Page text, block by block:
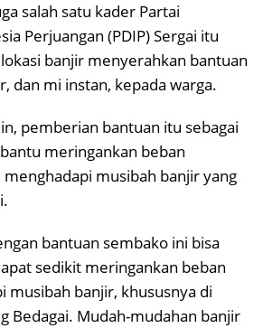
salah satu kader Partai
Perjuangan (PDIP) Sergai itu
banjir menyerahkan bantuan
dan mi instan, kepada warga.
pemberian bantuan itu sebagai
meringankan beban
musibah banjir yang
bantuan sembako ini bisa
sedikit meringankan beban
musibah banjir, khususnya di
Bedagai. Mudah-mudahan banjir